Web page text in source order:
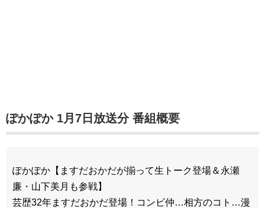
ぽかぽか 1月7日放送分 番組概要
ぽかぽか【ますだおかだが揃って生トーク登場＆永瀬
廉・山下美月も参戦】
芸歴32年ますだおかだ登場！コンビ仲…相方のコト…漫